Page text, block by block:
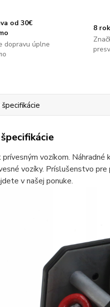
od 30€
dopravu úplne
8
vozíkom.
vozíky. Príslušenstvo pre
v našej ponuke.